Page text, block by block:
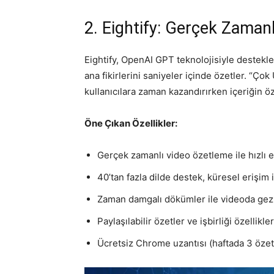
2. Eightify: Gerçek
Eightify, OpenAI GPT teknolojisiyle
ana fikirlerini saniyeler içinde özetler. “Çok
kullanıcılara zaman kazandırırken içeriğin
Öne Çıkan Özellikler:
Gerçek zamanlı video özetleme ile hızlı
40’tan fazla dilde destek, küresel erişim
Zaman damgalı dökümler ile videoda
Paylaşılabilir özetler ve işbirliği
Ücretsiz Chrome uzantısı (haftada 3